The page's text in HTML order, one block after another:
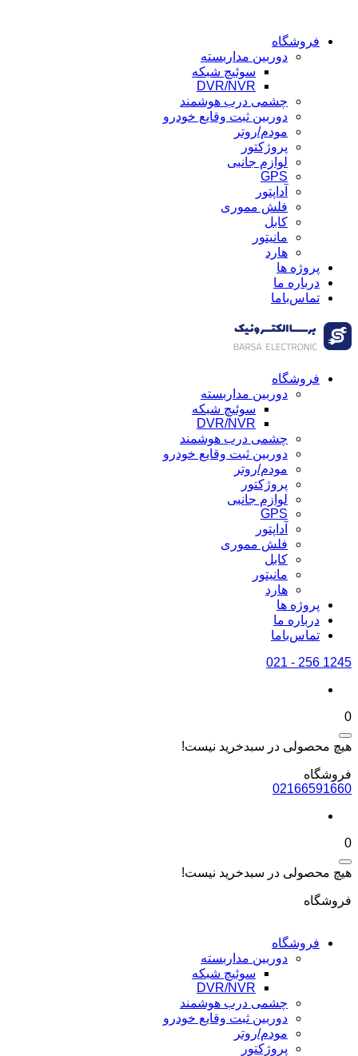
فروشگاه
دوربین مداربسته
سوئیچ شبکه
DVR/NVR
چشمی درب هوشمند
دوربین ثبت وقایع خودرو
مودم/روتر
پروژکتور
لوازم جانبی
GPS
آداپتور
فلش مموری
کابل
مانیتور
هارد
پروژه ها
درباره ما
تماس‌باما
فروشگاه
دوربین مداربسته
سوئیچ شبکه
DVR/NVR
چشمی درب هوشمند
دوربین ثبت وقایع خودرو
مودم/روتر
پروژکتور
لوازم جانبی
GPS
آداپتور
فلش مموری
کابل
مانیتور
هارد
پروژه ها
درباره ما
تماس‌باما
1245 256 - 021
0
هیچ محصولی در سبدخرید نیست!
فروشگاه
02166591660
0
هیچ محصولی در سبدخرید نیست!
فروشگاه
فروشگاه
دوربین مداربسته
سوئیچ شبکه
DVR/NVR
چشمی درب هوشمند
دوربین ثبت وقایع خودرو
مودم/روتر
پروژکتور